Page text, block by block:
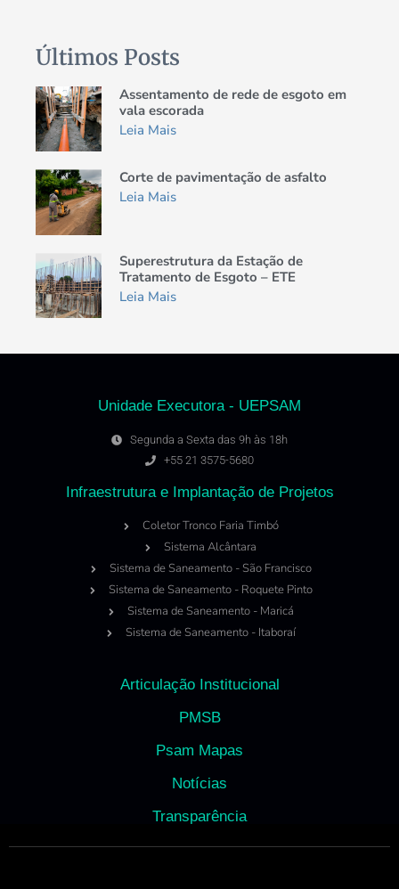
Últimos Posts
Assentamento de rede de esgoto em
vala escorada
Leia Mais
Corte de pavimentação de asfalto
Leia Mais
Superestrutura da Estação de
Tratamento de Esgoto – ETE
Leia Mais
Unidade Executora - UEPSAM
Segunda a Sexta das 9h às 18h
+55 21 3575-5680
Infraestrutura e Implantação de Projetos
Coletor Tronco Faria Timbó
Sistema Alcântara
Sistema de Saneamento - São Francisco
Sistema de Saneamento - Roquete Pinto
Sistema de Saneamento - Maricá
Sistema de Saneamento - Itaboraí
Articulação Institucional
PMSB
Psam Mapas
Notícias
Transparência